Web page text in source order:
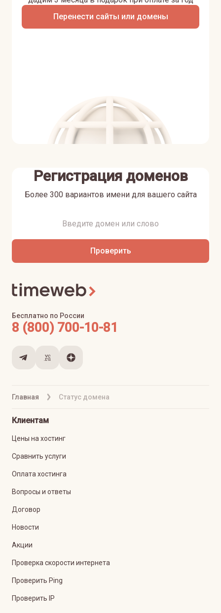
Перенести сайты или домены
Регистрация доменов
Более 300 вариантов имени для вашего сайта
Проверить
Главная Статус домена
Бесплатно по России
8 (800) 700-10-81
Клиентам
Цены на хостинг
Сравнить услуги
Оплата хостинга
Вопросы и ответы
Договор
Новости
Акции
Проверка скорости интернета
Проверить Ping
Проверить IP